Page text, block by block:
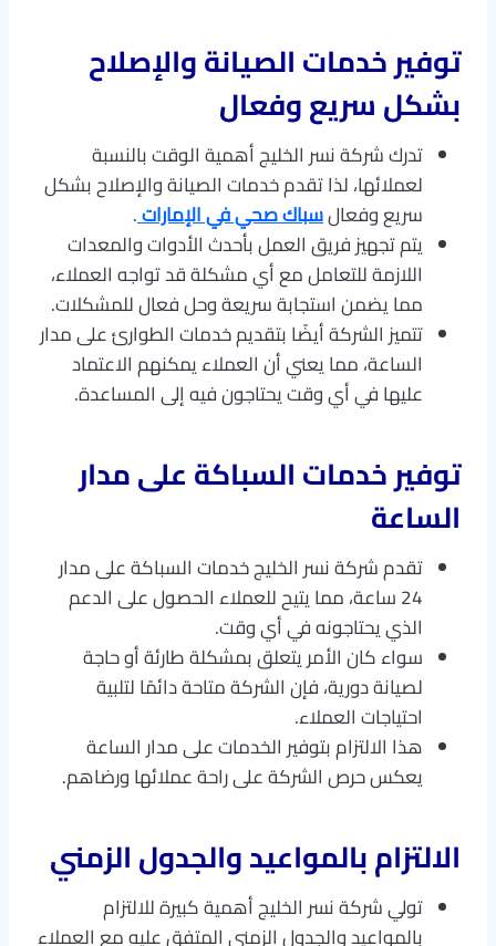
توفير خدمات الصيانة والإصلاح
بشكل سريع وفعال
تدرك شركة نسر الخليج أهمية الوقت بالنسبة
لعملائها، لذا تقدم خدمات الصيانة والإصلاح بشكل
سريع وفعالسباك صحي في الإمارات.
يتم تجهيز فريق العمل بأحدث الأدوات والمعدات
اللازمة للتعامل مع أي مشكلة قد تواجه العملاء،
مما يضمن استجابة سريعة وحل فعال للمشكلات.
تتميز الشركة أيضًا بتقديم خدمات الطوارئ على مدار
الساعة، مما يعني أن العملاء يمكنهم الاعتماد
عليها في أي وقت يحتاجون فيه إلى المساعدة.
توفير خدمات السباكة على مدار
الساعة
تقدم شركة نسر الخليج خدمات السباكة على مدار
24 ساعة، مما يتيح للعملاء الحصول على الدعم
الذي يحتاجونه في أي وقت.
سواء كان الأمر يتعلق بمشكلة طارئة أو حاجة
لصيانة دورية، فإن الشركة متاحة دائمًا لتلبية
احتياجات العملاء.
هذا الالتزام بتوفير الخدمات على مدار الساعة
يعكس حرص الشركة على راحة عملائها ورضاهم.
الالتزام بالمواعيد والجدول الزمني
تولي شركة نسر الخليج أهمية كبيرة للالتزام
بالمواعيد والجدول الزمني المتفق عليه مع العملاء